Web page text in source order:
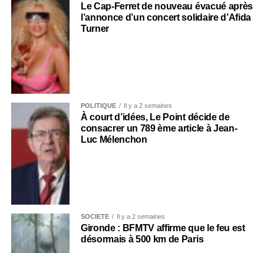
Le Cap-Ferret de nouveau évacué après
l’annonce d’un concert solidaire d’Afida
Turner
POLITIQUE Il y a 2 semaines
À court d’idées, Le Point décide de
consacrer un 789 ème article à Jean-
Luc Mélenchon
SOCIÉTÉ Il y a 2 semaines
Gironde : BFMTV affirme que le feu est
désormais à 500 km de Paris